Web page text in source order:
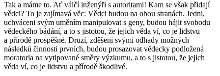
Tak a máme to. Ať válčí inženýři s autoritami! Kam se však přidají
vědci? To je zajímavá věc: Vědci budou na obou stranách. Jedni,
uchváceni svým uměním manipulovat s geny, budou hájit svobodu
vědeckého bádání, a to s jistotou, že jejich věda ví, co je lidstvu
a přírodě prospěšné. Druzí, zděšeni svými odhady možných
následků činnosti prvních, budou prosazovat vědecky podložená
moratoria na vytipované směry výzkumu, a to s jistotou, že jejich
věda ví, co je lidstvu a přírodě škodlivé.